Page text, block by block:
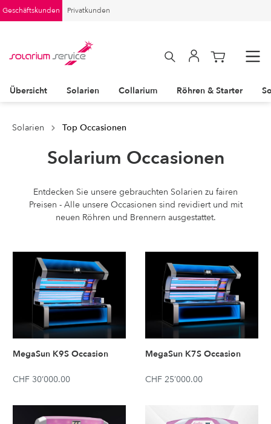
Geschäftskunden Privatkunden
Übersicht Solarien Collarium Röhren & Starter
Solarien Top Occasionen
Solarium Occasionen
Entdecken Sie unsere gebrauchten Solarien zu fairen
Preisen - Alle unsere Occasionen sind revidiert und mit
neuen Röhren und Brennern ausgestattet.
MegaSun K9S Occasion
CHF 30’000.00
MegaSun K7S Occasion
CHF 25’000.00